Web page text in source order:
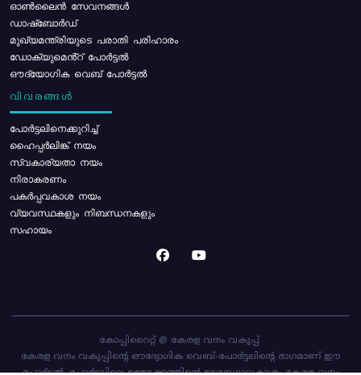
ഓൺലൈൻ സേവനങ്ങൾ
ഡാഷ്ബോർഡ്
മുഖ്യമന്ത്രിയുടെ പരാതി പരിഹാരം
ഡോക്യുമെൻ്റ് പോർട്ടൽ
ഔദ്യോഗിക വെബ് പോർട്ടൽ
വിവരങ്ങൾ
പോര്‍ട്ടലിനെക്കുറിച്ച്
ഹൈപ്പർലിങ്ക് നയം
സ്വകാര്യതാ നയം
നിരാകരണം
പകർപ്പവകാശ നയം
വ്യവസ്ഥകളും നിബന്ധനകളും
സഹായം
കോപ്പിറൈറ്റ് @ കേരള വനം വകുപ്പ്.
കേരള വനം വകുപ്പിന്റെ ഔദ്യോഗിക വെബ്-പോർട്ടലിന്റെ ഭാഗമാണ് ഈ
പോർട്ടൽ. പോർട്ടലിലെ ഉള്ളടക്കത്തിന്റെ ഉടമസ്ഥാവകാശം കേരള വനം